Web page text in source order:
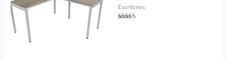
Escritorios